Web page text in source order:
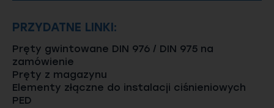
PRZYDATNE LINKI:
Pręty gwintowane DIN 976 / DIN 975 na
zamówienie
Pręty z magazynu
Elementy złączne do instalacji ciśnieniowych
PED